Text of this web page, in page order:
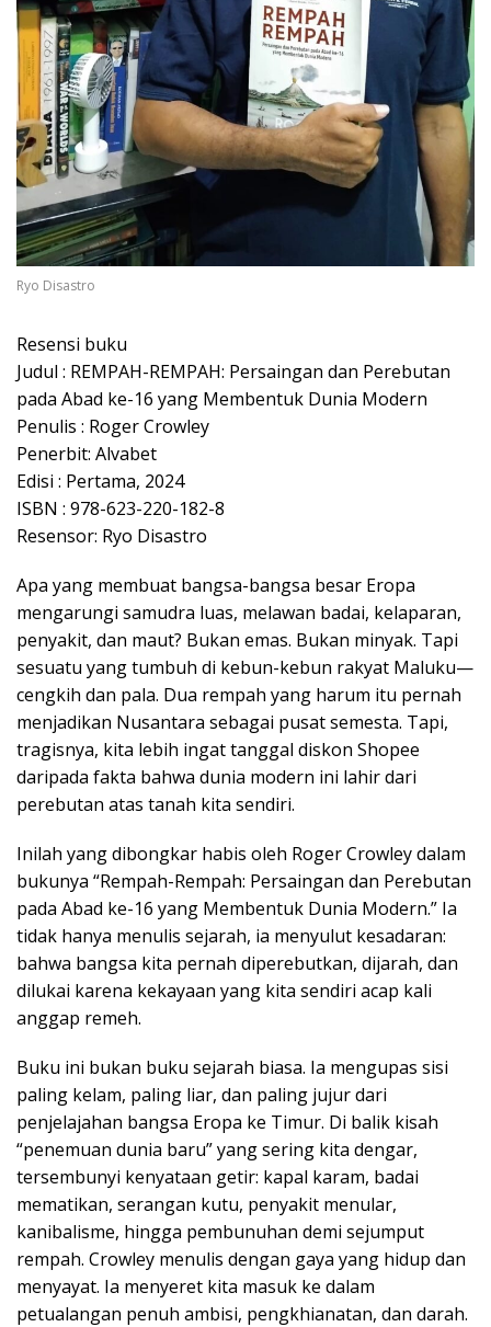
Ryo Disastro
Resensi buku
Judul : REMPAH-REMPAH: Persaingan dan Perebutan
pada Abad ke-16 yang Membentuk Dunia Modern
Penulis : Roger Crowley
Penerbit: Alvabet
Edisi : Pertama, 2024
ISBN : 978-623-220-182-8
Resensor: Ryo Disastro
Apa yang membuat bangsa-bangsa besar Eropa
mengarungi samudra luas, melawan badai, kelaparan,
penyakit, dan maut? Bukan emas. Bukan minyak. Tapi
sesuatu yang tumbuh di kebun-kebun rakyat Maluku—
cengkih dan pala. Dua rempah yang harum itu pernah
menjadikan Nusantara sebagai pusat semesta. Tapi,
tragisnya, kita lebih ingat tanggal diskon Shopee
daripada fakta bahwa dunia modern ini lahir dari
perebutan atas tanah kita sendiri.
Inilah yang dibongkar habis oleh Roger Crowley dalam
bukunya “Rempah-Rempah: Persaingan dan Perebutan
pada Abad ke-16 yang Membentuk Dunia Modern.” Ia
tidak hanya menulis sejarah, ia menyulut kesadaran:
bahwa bangsa kita pernah diperebutkan, dijarah, dan
dilukai karena kekayaan yang kita sendiri acap kali
anggap remeh.
Buku ini bukan buku sejarah biasa. Ia mengupas sisi
paling kelam, paling liar, dan paling jujur dari
penjelajahan bangsa Eropa ke Timur. Di balik kisah
“penemuan dunia baru” yang sering kita dengar,
tersembunyi kenyataan getir: kapal karam, badai
mematikan, serangan kutu, penyakit menular,
kanibalisme, hingga pembunuhan demi sejumput
rempah. Crowley menulis dengan gaya yang hidup dan
menyayat. Ia menyeret kita masuk ke dalam
petualangan penuh ambisi, pengkhianatan, dan darah.